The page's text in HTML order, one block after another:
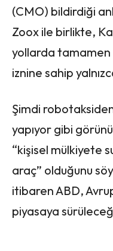
(CMO) bildirdiği
Zoox ile birlikte,
yollarda tamamen
iznine sahip
Şimdi
yapıyor gibi
“kişisel mülkiyete
araç” olduğunu
itibaren ABD,
piyasaya